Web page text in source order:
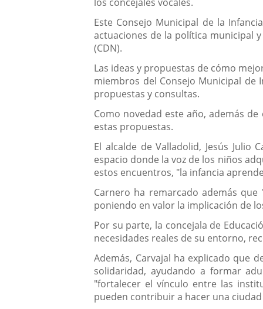
Este Consejo Municipal de la
actuaciones de la política municipal
(CDN).
Las ideas y propuestas de cómo
miembros del Consejo Municipal de
propuestas y consultas.
Como novedad este año, además
estas propuestas.
El alcalde de Valladolid, Jesús
espacio donde la voz de los niños
estos encuentros, "la infancia
Carnero ha remarcado además
poniendo en valor la implicación de
Por su parte, la concejala de
necesidades reales de su entorno,
Además, Carvajal ha explicado que
solidaridad, ayudando a formar
"fortalecer el vínculo entre las
pueden contribuir a hacer una